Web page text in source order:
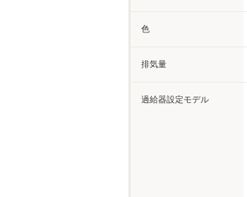
色
排気量
過給器設定モデル